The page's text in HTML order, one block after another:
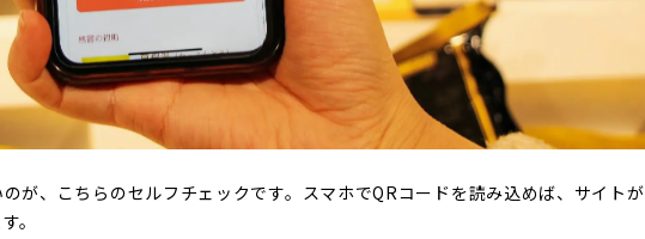
が、こちらのセルフチェックです。スマホでQRコードを読み込めば、サイトが
。